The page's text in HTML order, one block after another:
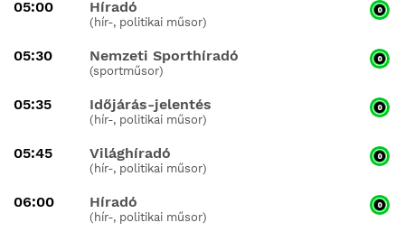
05:00 Híradó
(hír-, politikai műsor)
05:30 Nemzeti Sporthíradó
(sportműsor)
05:35 Időjárás-jelentés
(hír-, politikai műsor)
05:45 Világhíradó
(hír-, politikai műsor)
06:00 Híradó
(hír-, politikai műsor)